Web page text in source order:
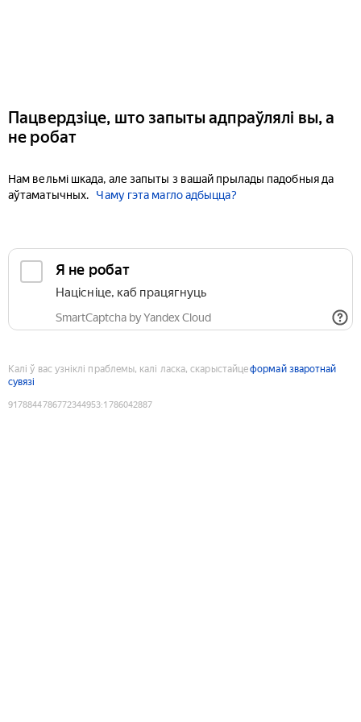
Пацвердзіце, што запыты адпраўлялі вы, а
не робат
Нам вельмі шкада, але запыты з вашай прылады падобныя да
аўтаматычных.
Чаму гэта магло адбыцца?
Я не робат
Націсніце, каб працягнуць
SmartCaptcha by Yandex Cloud
Калі ў вас узніклі праблемы, калі ласка, скарыстайцеформай зваротнай
сувязі
9178844786772344953:1786042887